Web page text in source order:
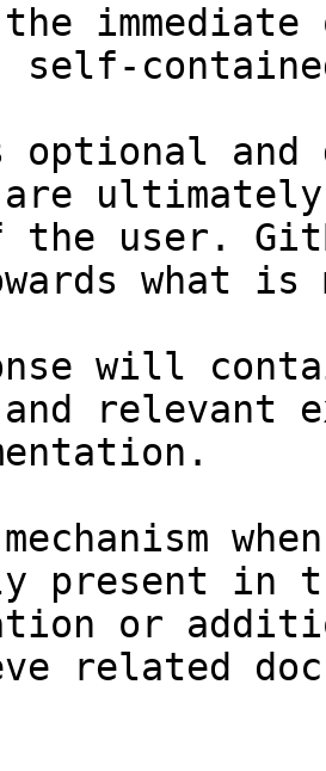
self-
and
are
the user.
what
will
relevant
present in
or